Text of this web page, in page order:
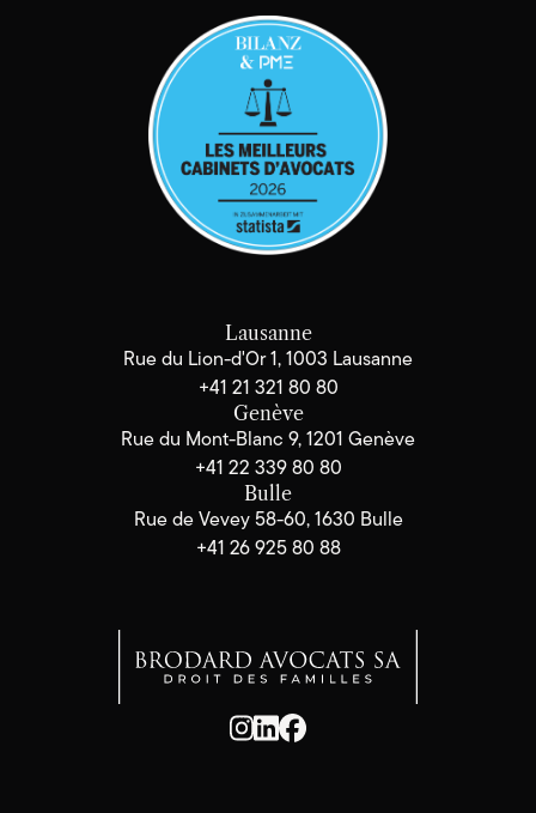
Lausanne
Rue du Lion-d'Or 1, 1003 Lausanne
+41 21 321 80 80
Genève
Rue du Mont-Blanc 9, 1201 Genève
+41 22 339 80 80
Bulle
Rue de Vevey 58-60, 1630 Bulle
+41 26 925 80 88